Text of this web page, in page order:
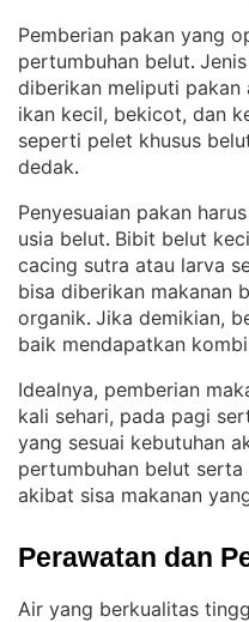
Pemberian pakan yang
pertumbuhan belut.
diberikan meliputi pakan
ikan kecil, bekicot, dan
seperti pelet khusus
dedak.
Penyesuaian pakan
usia belut. Bibit belut
cacing sutra atau larva
bisa diberikan makanan
organik. Jika demikian,
baik mendapatkan
Idealnya, pemberian
kali sehari, pada pagi
yang sesuai kebutuhan
pertumbuhan belut
akibat sisa makanan
Perawatan dan
Air yang berkualitas